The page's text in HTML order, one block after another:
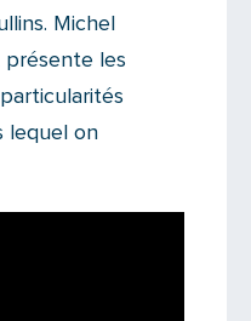
Michel
présente les
lequel on